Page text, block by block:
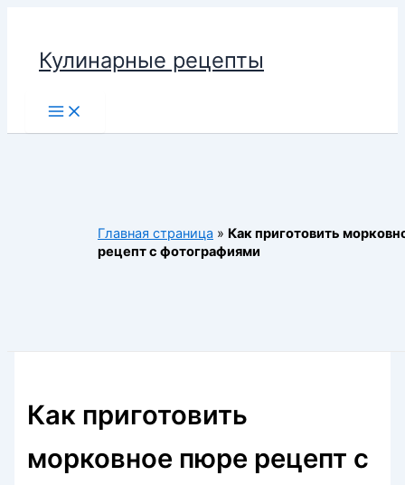
содержимому
Кулинарные рецепты
Main
Menu
Главная страница » Как приготовить
рецепт с фотографиями
Как приготовить
морковное пюре рецепт с